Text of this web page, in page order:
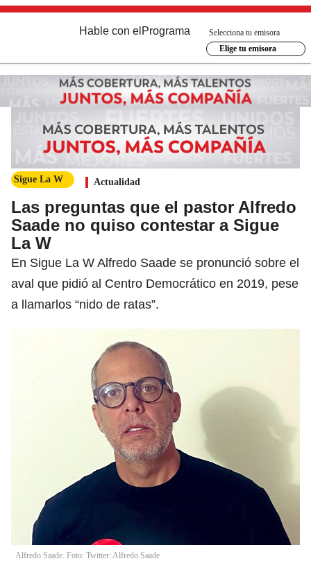
Hable con el Programa
Selecciona tu emisora
Elige tu emisora
Sigue La W Actualidad
Las preguntas que el pastor Alfredo
Saade no quiso contestar a Sigue
La W
En Sigue La W Alfredo Saade se pronunció sobre el
aval que pidió al Centro Democrático en 2019, pese
a llamarlos “nido de ratas”.
Alfredo Saade. Foto: Twitter: Alfredo Saade